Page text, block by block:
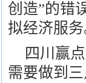
创造”的错
拟经济服务
四川赢
需要做到